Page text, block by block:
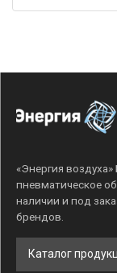
«Энергия
пневматическое
наличии и под
брендов.
Каталог